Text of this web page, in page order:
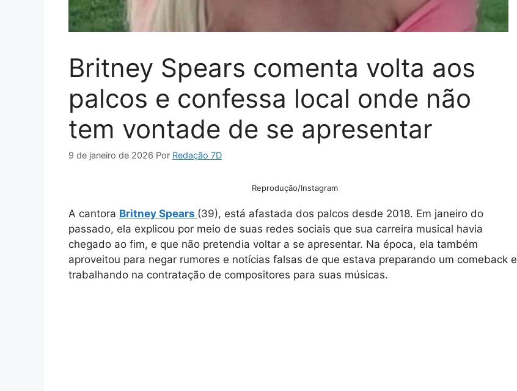
Britney Spears comenta volta aos
palcos e confessa local onde não
tem vontade de se apresentar
9 de janeiro de 2026 Por Redação 7D
Reprodução/Instagram
A cantora Britney Spears (39), está afastada dos palcos desde 2018. Em janeiro do
passado, ela explicou por meio de suas redes sociais que sua carreira musical havia
chegado ao fim, e que não pretendia voltar a se apresentar. Na época, ela também
aproveitou para negar rumores e notícias falsas de que estava preparando um comeback e
trabalhando na contratação de compositores para suas músicas.